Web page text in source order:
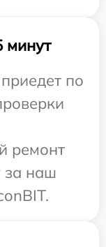
минут
по
ремонт
за наш